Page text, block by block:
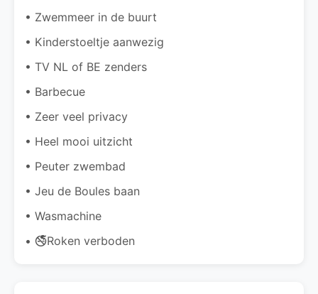
• Zwemmeer in de buurt
• Kinderstoeltje aanwezig
• TV NL of BE zenders
• Barbecue
• Zeer veel privacy
• Heel mooi uitzicht
• Peuter zwembad
• Jeu de Boules baan
• Wasmachine
• 🚭Roken verboden